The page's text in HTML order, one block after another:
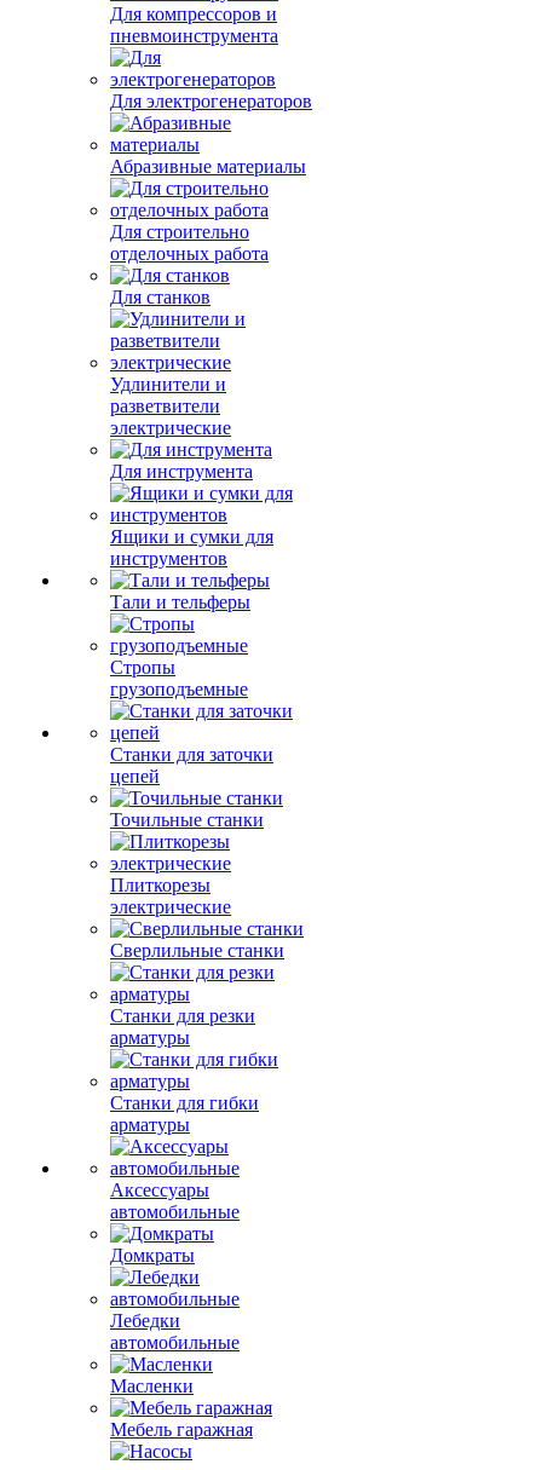
Для компрессоров и
пневмоинструмента
Для электрогенераторов
Абразивные материалы
Для строительно
отделочных работа
Для станков
Удлинители и
разветвители
электрические
Для инструмента
Ящики и сумки для
инструментов
Тали и тельферы
Стропы
грузоподъемные
Станки для заточки
цепей
Точильные станки
Плиткорезы
электрические
Сверлильные станки
Станки для резки
арматуры
Станки для гибки
арматуры
Аксессуары
автомобильные
Домкраты
Лебедки
автомобильные
Масленки
Мебель гаражная